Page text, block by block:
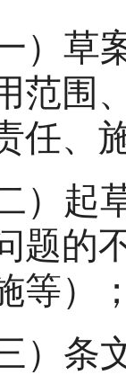
草案
范围
任、
起草
题的
等）
条